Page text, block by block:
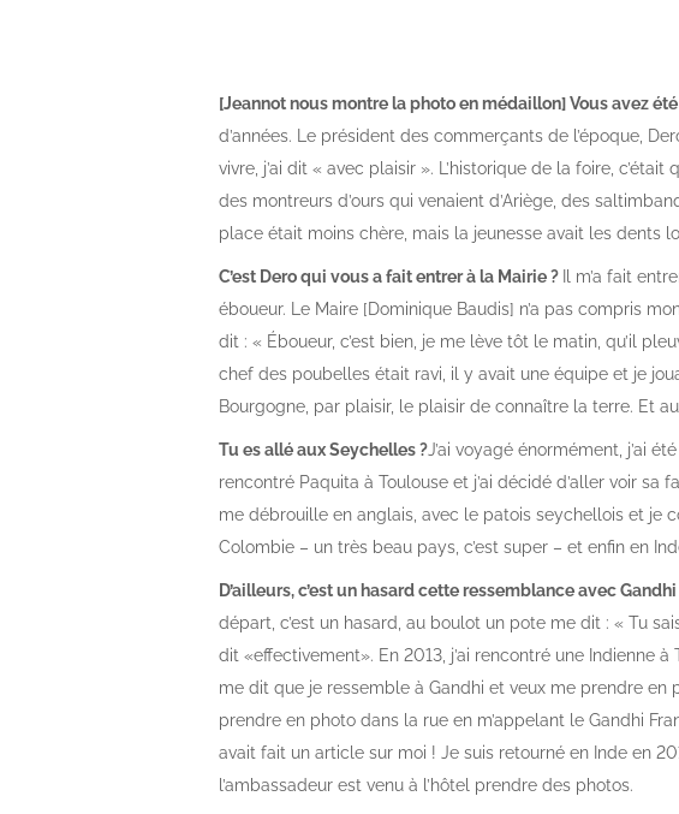
[Jeannot nous montre la photo en médaillon] Vous avez
d’années. Le président des commerçants de l’époque,
vivre, j’ai dit « avec plaisir ». L’historique de la foire,
des montreurs d’ours qui venaient d’Ariège, des
place était moins chère, mais la jeunesse avait les dents
C’est Dero qui vous a fait entrer à la Mairie ? Il m’a fait
éboueur. Le Maire [Dominique Baudis] n’a pas compris
dit : « Éboueur, c’est bien, je me lève tôt le matin, qu’il
chef des poubelles était ravi, il y avait une équipe et je
Bourgogne, par plaisir, le plaisir de connaître la terre. Et
Tu es allé aux Seychelles ?J’ai voyagé énormément, j’ai
rencontré Paquita à Toulouse et j’ai décidé d’aller voir sa
me débrouille en anglais, avec le patois seychellois et je
Colombie – un très beau pays, c’est super – et enfin en
D’ailleurs, c’est un hasard cette ressemblance avec Gandhi
départ, c’est un hasard, au boulot un pote me dit : « Tu
dit «effectivement». En 2013, j’ai rencontré une Indienne
me dit que je ressemble à Gandhi et veux me prendre
prendre en photo dans la rue en m’appelant le Gandhi
avait fait un article sur moi ! Je suis retourné en Inde en
l’ambassadeur est venu à l’hôtel prendre des photos.